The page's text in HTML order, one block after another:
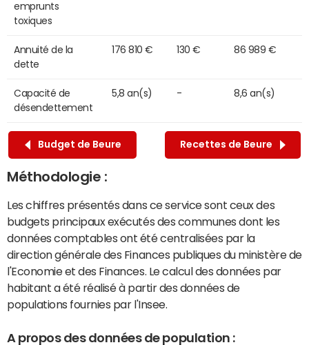
emprunts
toxiques
Annuité de la
dette
176 810 € 130 € 86 989 €
Capacité de
désendettement
5,8 an(s) - 8,6 an(s)
Budget de Beure Recettes de Beure
Méthodologie :
Les chiffres présentés dans ce service sont ceux des
budgets principaux exécutés des communes dont les
données comptables ont été centralisées par la
direction générale des Finances publiques du ministère de
l'Economie et des Finances. Le calcul des données par
habitant a été réalisé à partir des données de
populations fournies par l'Insee.
A propos des données de population :